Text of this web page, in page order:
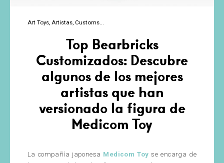
Art Toys Artistas Customs
Top Bearbricks
Customizados: Descubre
algunos de los mejores
artistas que han
versionado la figura de
Medicom Toy
La compañía japonesa Medicom Toy se encarga de